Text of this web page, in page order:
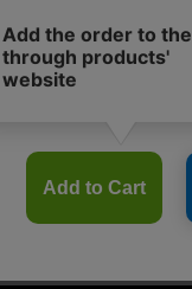
が若干短く感じます。
すべてのレビューを見る